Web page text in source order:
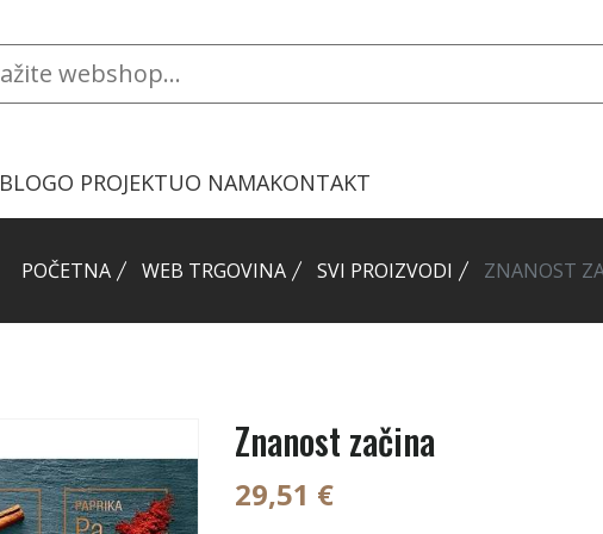
BLOGO PROJEKTUO NAMAKONTAKT
POČETNA WEB TRGOVINA SVI PROIZVODI ZNANOST
Znanost začina
29,51 €